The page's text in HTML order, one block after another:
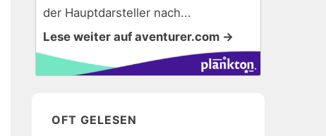
der Hauptdarsteller nach...
Lese weiter auf aventurer.com →
OFT GELESEN